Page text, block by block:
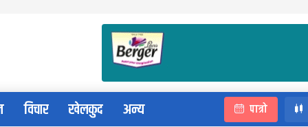
विचार खेलकुद अन्य पात्रो